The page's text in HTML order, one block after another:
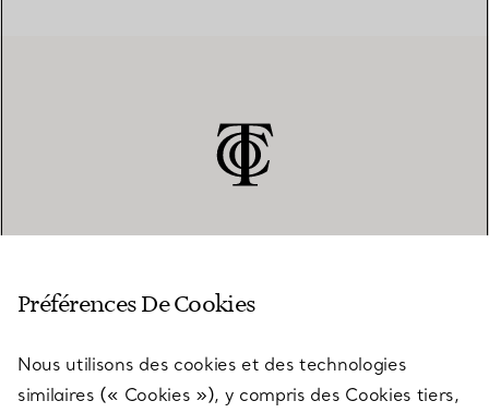
SERVICES
Préférences De Cookies
Nous utilisons des cookies et des technologies
similaires (« Cookies »), y compris des Cookies tiers,